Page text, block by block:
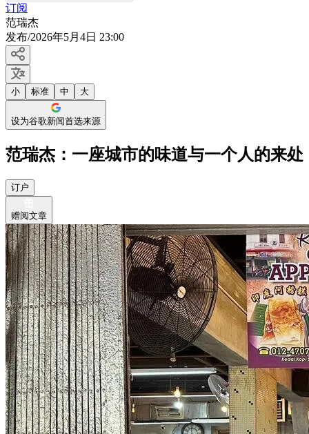
订阅
范瑞杰
发布/2026年5月4日 23:00
小 标准 中 大
设为谷歌新闻首选来源
范瑞杰：一座城市的味道与一个人的来处
订户
赠阅文章